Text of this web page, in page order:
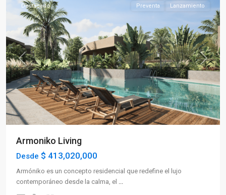
Previous Next
Destacado Preventa Lanzamiento
Armoniko Living
Desde $ 413,020,000
Armóniko es un concepto residencial que redefine el lujo
contemporáneo desde la calma, el ...